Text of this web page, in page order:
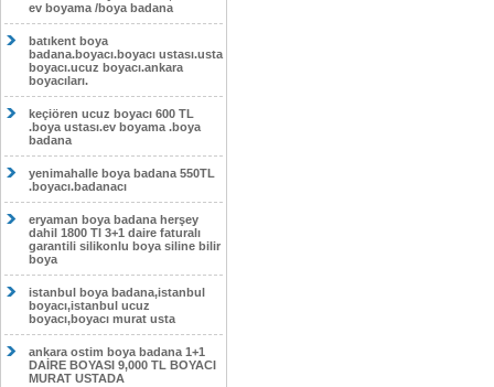
ev boyama /boya badana
batıkent boya
badana.boyacı.boyacı ustası.usta
boyacı.ucuz boyacı.ankara
boyacıları.
keçiören ucuz boyacı 600 TL
.boya ustası.ev boyama .boya
badana
yenimahalle boya badana 550TL
.boyacı.badanacı
eryaman boya badana herşey
dahil 1800 Tl 3+1 daire faturalı
garantili silikonlu boya siline bilir
boya
istanbul boya badana,istanbul
boyacı,istanbul ucuz
boyacı,boyacı murat usta
ankara ostim boya badana 1+1
DAİRE BOYASI 9,000 TL BOYACI
MURAT USTADA